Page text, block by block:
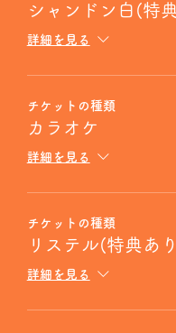
シャンドン白(特
詳細を見る
チケットの種類
カラオケ
詳細を見る
チケットの種類
リステル(特典あ
詳細を見る